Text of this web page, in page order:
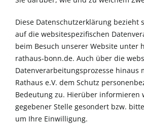
Diese Datenschutzerklärung bezieht
auf die websitespezifischen
beim Besuch unserer Website unter
rathaus-bonn.de. Auch über die
Datenverarbeitungsprozesse hinaus
Rathaus e.V. dem Schutz
Bedeutung zu. Hierüber informieren
gegebener Stelle gesondert bzw.
um Ihre Einwilligung.